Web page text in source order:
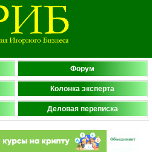
Форум
Колонка эксперта
Деловая переписка